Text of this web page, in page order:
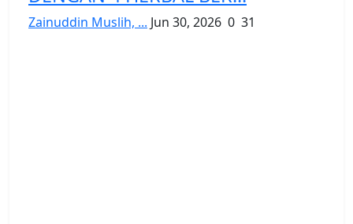
Zainuddin Muslih, ... Jun 30, 2026 0 31